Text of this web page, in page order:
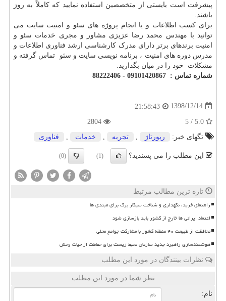
پیشرفت است بایستی از متخصصین استفاده نمایید که کاملاً به روز
باشند.
برای کسب اطلاعات و یا انجام پروژه های سئو و امنیت سایت می
توانید با مهندس محمد رضا عزیزی مشاور و مجری خدمات سئو و
امنیت برندهای برتر دارای مدرک کارشناسی ارشد فناوری اطلاعات و
مدرس دوره های امنیت ، برنامه نویسی سایت و سئو تماس گرفته و
مشکلات خود را در میان بگذارید.
شماره تماس : 09101420867 - 88222406
1398/12/14
21:58:43
تگهای خبر:
رپورتاژ تجربه خدمات فناوری
این مطلب را می پسندید؟ (1)
(0)
تازه ترین مطالب مرتبط
راهنمای خرید، نگهداری و شناخت سیگار برگ برای مبتدی ها
اعتماد ایرانی ها خارج از کشور باید بازسازی شود
محافظت از طبیعت ۴۰ منطقه کشور با مشارکت جوامع محلی
هوشمندسازی راهبرد جدید سازمان محیط زیست برای حفاظت از حیات وحش
نظرات بینندگان در مورد این مطلب
نظر شما در مورد این مطلب
نام: